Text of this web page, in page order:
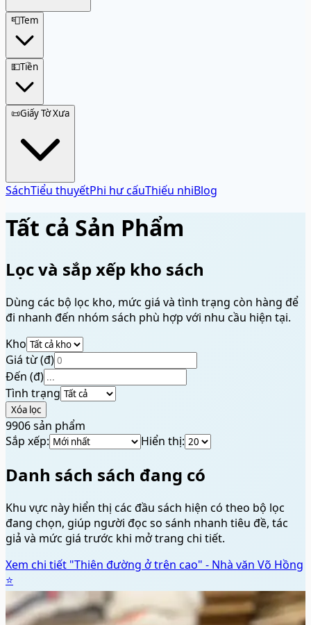
📮Tem
💵Tiền
📜Giấy Tờ Xưa
SáchTiểu thuyếtPhi hư cấuThiếu nhiBlog
Tất cả Sản Phẩm
Lọc và sắp xếp kho sách
Dùng các bộ lọc kho, mức giá và tình trạng còn hàng để
đi nhanh đến nhóm sách phù hợp với nhu cầu hiện tại.
Kho
Giá từ (đ)
Đến (đ)
Tình trạng
Xóa lọc
9906sản phẩm
Sắp xếp:
Hiển thị:
Danh sách sách đang có
Khu vực này hiển thị các đầu sách hiện có theo bộ lọc
đang chọn, giúp người đọc so sánh nhanh tiêu đề, tác
giả và mức giá trước khi mở trang chi tiết.
Xem chi tiết "Thiên đường ở trên cao" - Nhà văn Võ Hồng
⭐